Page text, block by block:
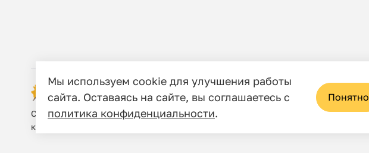
© 2006 - 2026 Этно-шоп, Интернет-магазин
Сайт носит исключительно информационный характер, и ни при каких
кодекса Российской Федерации
Мы используем cookie для улучшения работы
сайта. Оставаясь на сайте, вы соглашаетесь с
политика конфиденциальности.
Понятно